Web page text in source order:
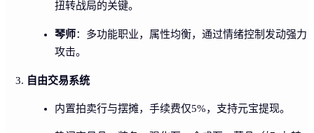
扭转战局的关键。
琴师：多功能职业，属性均衡，通过情绪控制发动强力
攻击。
自由交易系统
内置拍卖行与摆摊，手续费仅5%，支持元宝提现。